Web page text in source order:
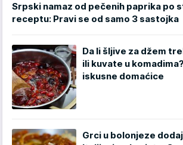
Srpski namaz od pečenih paprika po
receptu: Pravi se od samo 3 sastojka
Da li šljive za džem
ili kuvate u
iskusne domaćice
Grci u bolonjeze